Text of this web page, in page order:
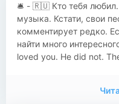
​​🛎 - 🇷🇺 Кто тебя любил.
музыка. Кстати, свои
комментирует редко.
найти много
loved you. He did not.